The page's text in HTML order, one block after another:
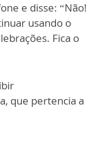
e disse: “Não!
uar usando o
ebrações. Fica o
, que pertencia a